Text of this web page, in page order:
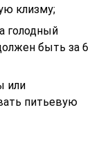
клизму;
голодный
быть за 6
или
питьевую